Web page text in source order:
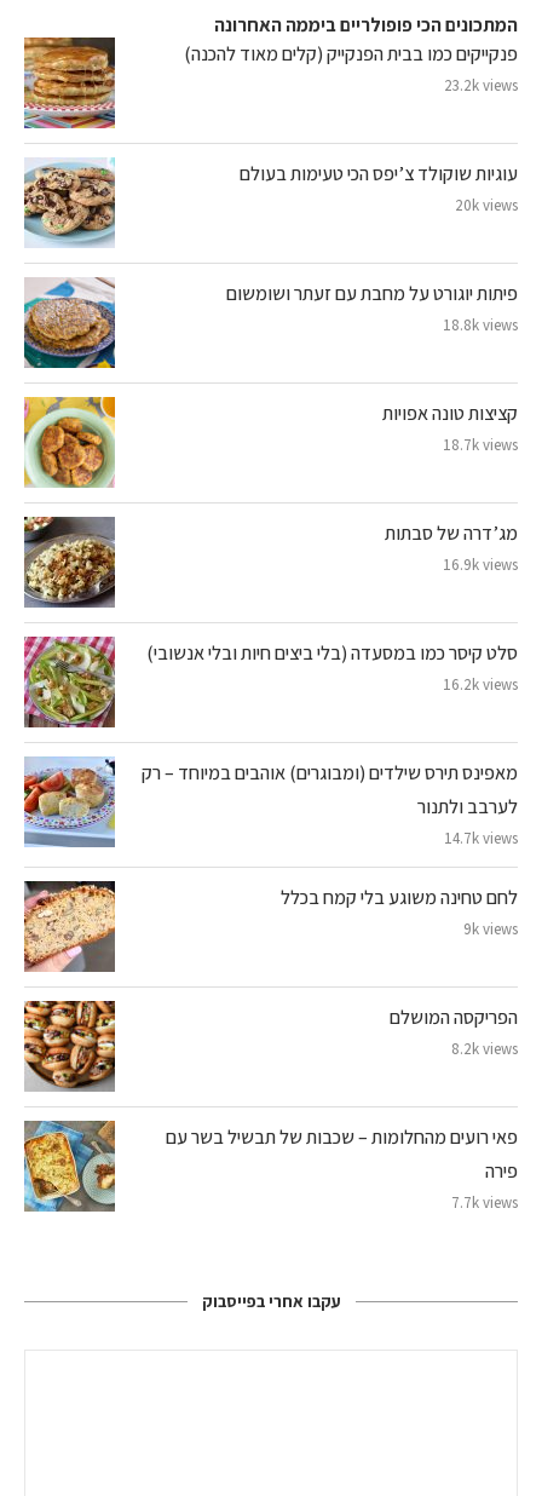
המתכונים הכי פופולריים ביממה האחרונה
פנקייקים כמו בבית הפנקייק (קלים מאוד להכנה)
23.2k views
עוגיות שוקולד צ’יפס הכי טעימות בעולם
20k views
פיתות יוגורט על מחבת עם זעתר ושומשום
18.8k views
קציצות טונה אפויות
18.7k views
מג’דרה של סבתות
16.9k views
סלט קיסר כמו במסעדה (בלי ביצים חיות ובלי אנשובי)
16.2k views
מאפינס תירס שילדים (ומבוגרים) אוהבים במיוחד – רק
לערבב ולתנור
14.7k views
לחם טחינה משוגע בלי קמח בכלל
9k views
הפריקסה המושלם
8.2k views
פאי רועים מהחלומות – שכבות של תבשיל בשר עם
פירה
7.7k views
עקבו אחרי בפייסבוק